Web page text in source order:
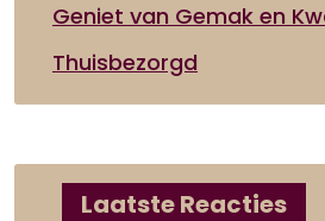
Geniet van Gemak en
Thuisbezorgd
Laatste Reacties